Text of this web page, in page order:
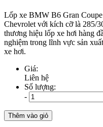
Lốp xe BMW B6 Gran
Chevrolet với kích cỡ là 285/
thương hiệu lốp xe hơi hàng
nghiệm trong lĩnh vực sản
xe hơi.
Giá:
Liên hệ
Số lượng:
-
Thêm vào giỏ